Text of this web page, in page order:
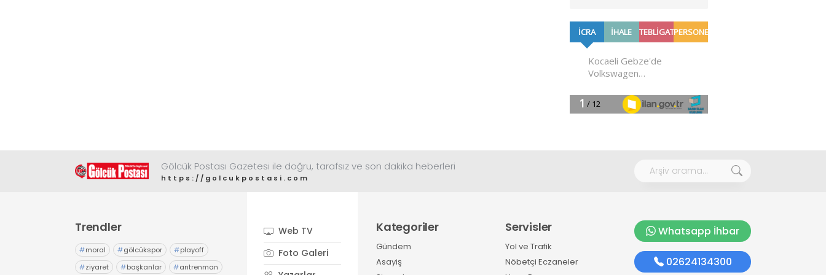
Gölcük Postası Gazetesi ile doğru, tarafsız ve son dakika heberleri
https://golcukpostasi.com
Trendler
#moral #gölcükspor #playoff
#ziyaret #başkanlar #antrenman
Web TV
Foto Galeri
Kategoriler
Gündem
Asayiş
Servisler
Yol ve Trafik
Nöbetçi Eczaneler
Whatsapp İhbar
02624134300